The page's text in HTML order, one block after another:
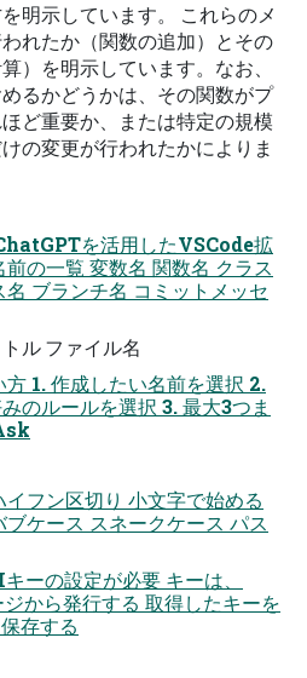
明示しています。 これらのメ
れたか（関数の追加）とその
）を明示しています。なお、
るかどうかは、その関数がプ
ど重要か、または特定の規模
の変更が行われたかによりま
を活用したVSCode拡
の一覧 変数名 関数名 クラス
ブランチ名 コミットメッセ
ル ファイル名
1. 作成したい名前を選択 2.
のルールを選択 3. 最大3つま
フン区切り 小文字で始める
ケース スネークケース パス
ーの設定が必要 キーは、
から発行する 取得したキーを
存する